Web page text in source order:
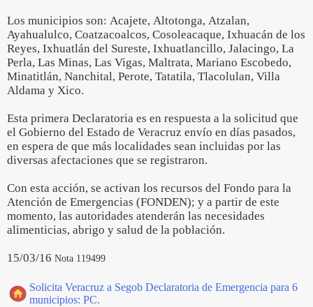
Los municipios son: Acajete, Altotonga, Atzalan,
Ayahualulco, Coatzacoalcos, Cosoleacaque, Ixhuacán de los
Reyes, Ixhuatlán del Sureste, Ixhuatlancillo, Jalacingo, La
Perla, Las Minas, Las Vigas, Maltrata, Mariano Escobedo,
Minatitlán, Nanchital, Perote, Tatatila, Tlacolulan, Villa
Aldama y Xico.
Esta primera Declaratoria es en respuesta a la solicitud que
el Gobierno del Estado de Veracruz envío en días pasados,
en espera de que más localidades sean incluidas por las
diversas afectaciones que se registraron.
Con esta acción, se activan los recursos del Fondo para la
Atención de Emergencias (FONDEN); y a partir de este
momento, las autoridades atenderán las necesidades
alimenticias, abrigo y salud de la población.
15/03/16 Nota 119499
Solicita Veracruz a Segob Declaratoria de Emergencia para 6
municipios: PC.